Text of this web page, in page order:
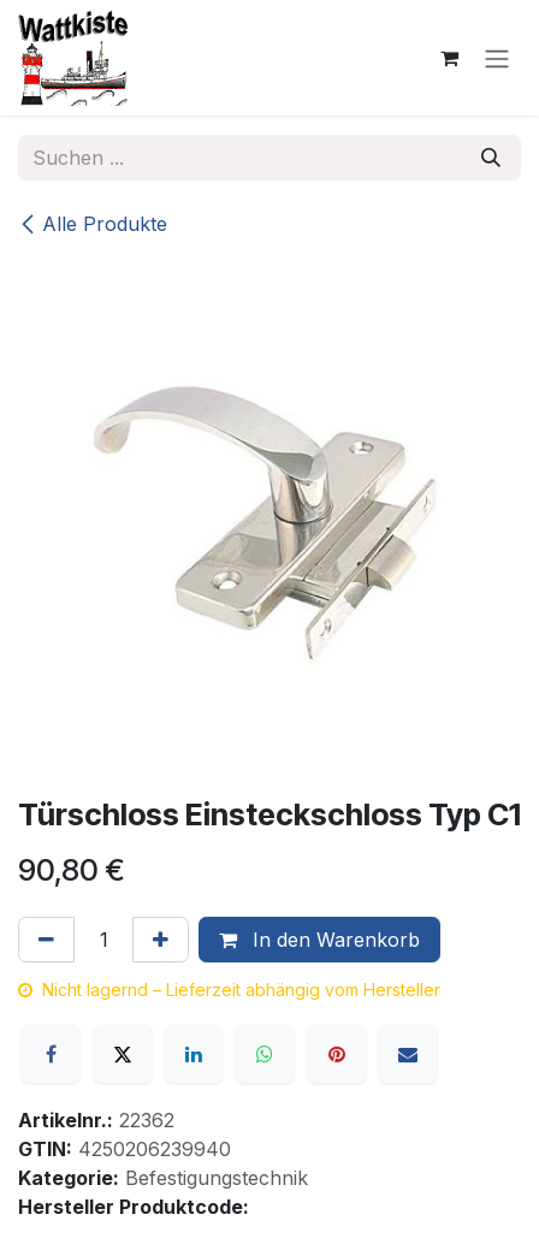
Zum Inhalt springen
Alle Produkte
Türschloss Einsteckschloss Typ C1
90,80 €
In den Warenkorb
Nicht lagernd – Lieferzeit abhängig vom Hersteller
Artikelnr.: 22362
GTIN: 4250206239940
Kategorie: Befestigungstechnik
Hersteller Produktcode: